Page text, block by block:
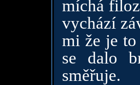
míchá
vychází
mi že je
se dalo
směřuje.